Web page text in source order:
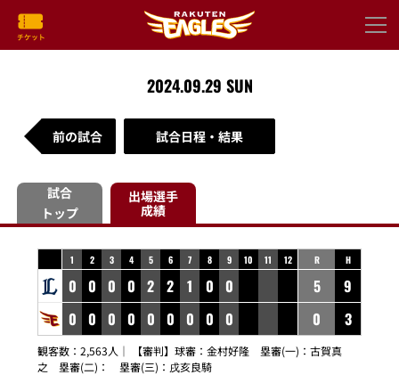
2024.09.29 SUN
前の試合 試合日程・結果
試合
トップ
出場選手
成績
1 2 3 4 5 6 7 8 9 10 11 12
0 0 0 0 2 2 1 0 0
0 0 0 0 0 0 0 0 0
R H
5
9
0
3
観客数：2,563人｜ 【審判】球審： 金村好隆 塁審(一)： 古賀真
之 塁審(二)： 塁審(三)： 戌亥良騎